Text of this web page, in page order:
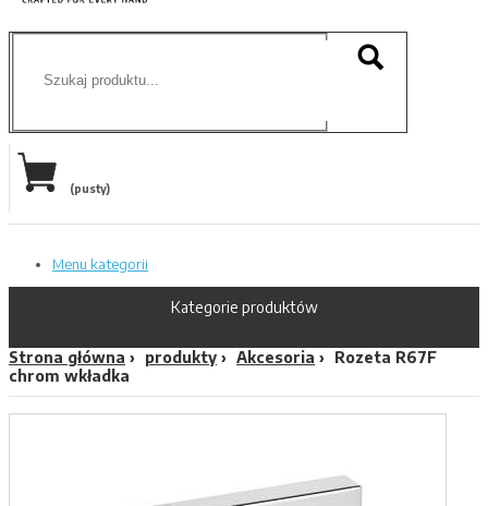
(pusty)
Menu kategorii
Kategorie produktów
Strona główna produkty Akcesoria
Rozeta R67F
chrom wkładka